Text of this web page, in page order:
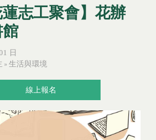
志工聚會】花辦
日
» 生活與環境
線上報名